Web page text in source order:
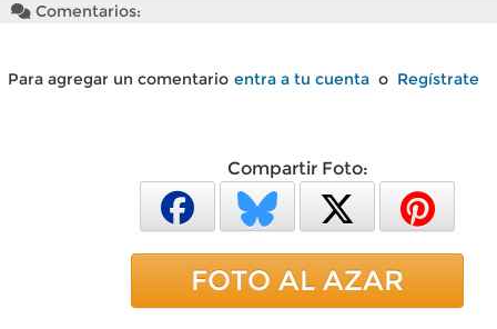
Comentarios:
Para agregar un comentario entra a tu cuenta o Regístrate
Compartir Foto:
FOTO AL AZAR